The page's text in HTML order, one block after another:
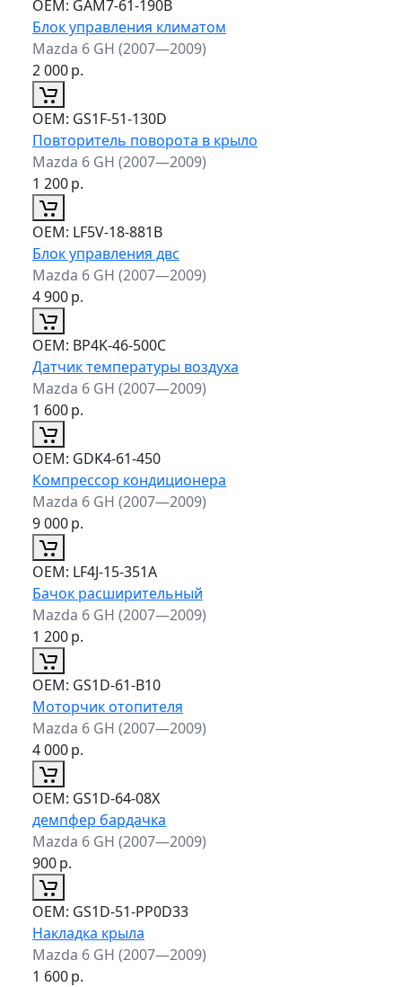
ОЕМ: GAM7-61-190B
Блок управления климатом
Mazda 6 GH (2007—2009)
2 000р.
ОЕМ: GS1F-51-130D
Повторитель поворота в крыло
Mazda 6 GH (2007—2009)
1 200р.
ОЕМ: LF5V-18-881B
Блок управления двс
Mazda 6 GH (2007—2009)
4 900р.
ОЕМ: BP4K-46-500C
Датчик температуры воздуха
Mazda 6 GH (2007—2009)
1 600р.
ОЕМ: GDK4-61-450
Компрессор кондиционера
Mazda 6 GH (2007—2009)
9 000р.
ОЕМ: LF4J-15-351A
Бачок расширительный
Mazda 6 GH (2007—2009)
1 200р.
ОЕМ: GS1D-61-B10
Моторчик отопителя
Mazda 6 GH (2007—2009)
4 000р.
ОЕМ: GS1D-64-08X
демпфер бардачка
Mazda 6 GH (2007—2009)
900р.
ОЕМ: GS1D-51-PP0D33
Накладка крыла
Mazda 6 GH (2007—2009)
1 600р.